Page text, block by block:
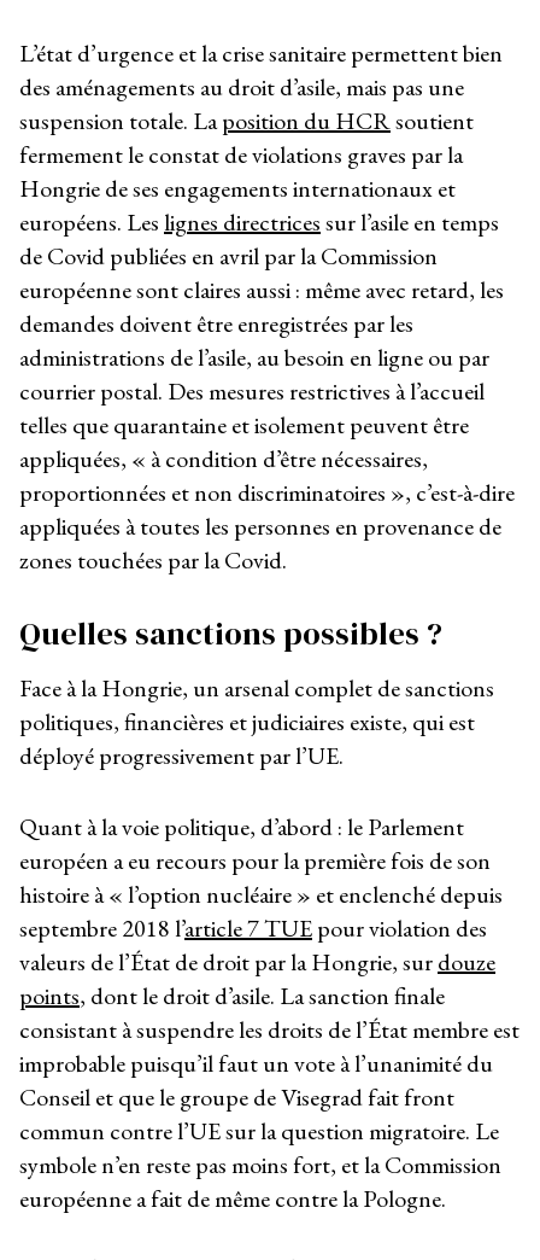
L’état d’urgence et la crise sanitaire permettent bien
des aménagements au droit d’asile, mais pas une
suspension totale. Laposition du HCRsoutient
fermement le constat de violations graves par la
Hongrie de ses engagements internationaux et
européens. Leslignes directricessur l’asile en temps
de Covid publiées en avril par la Commission
européenne sont claires aussi : même avec retard, les
demandes doivent être enregistrées par les
administrations de l’asile, au besoin en ligne ou par
courrier postal. Des mesures restrictives à l’accueil
telles que quarantaine et isolement peuvent être
appliquées, « à condition d’être nécessaires,
proportionnées et non discriminatoires », c’est-à-dire
appliquées à toutes les personnes en provenance de
zones touchées par la Covid.
Quelles sanctions possibles ?
Face à la Hongrie, un arsenal complet de sanctions
politiques, financières et judiciaires existe, qui est
déployé progressivement par l’UE.
Quant à la voie politique, d’abord : le Parlement
européen a eu recours pour la première fois de son
histoire à « l’option nucléaire » et enclenché depuis
septembre 2018 l’article 7 TUEpour violation des
valeurs de l’État de droit par la Hongrie, surdouze
points, dont le droit d’asile. La sanction finale
consistant à suspendre les droits de l’État membre est
improbable puisqu’il faut un vote à l’unanimité du
Conseil et que le groupe de Visegrad fait front
commun contre l’UE sur la question migratoire. Le
symbole n’en reste pas moins fort, et la Commission
européenne a fait de même contre la Pologne.